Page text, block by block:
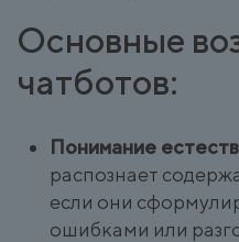
Основные
чатботов:
Понимание
распознает
если они
ошибками или